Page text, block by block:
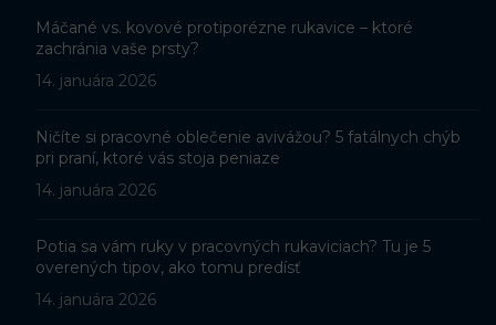
Máčané vs. kovové protiporézne rukavice – ktoré
zachránia vaše prsty?
14. januára 2026
Ničíte si pracovné oblečenie avivážou? 5 fatálnych chýb
pri praní, ktoré vás stoja peniaze
14. januára 2026
Potia sa vám ruky v pracovných rukaviciach? Tu je 5
overených tipov, ako tomu predísť
14. januára 2026